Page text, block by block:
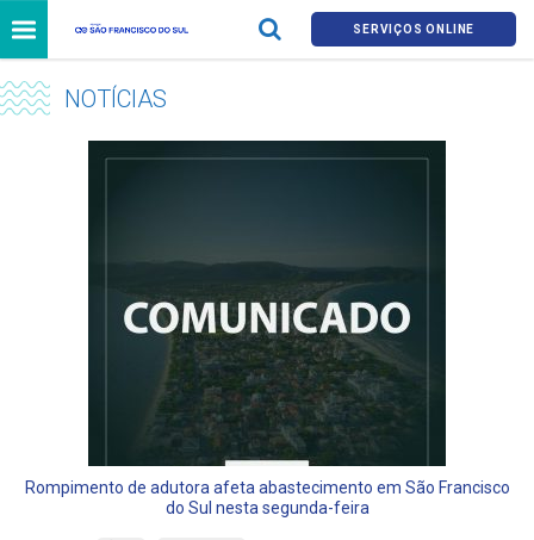
SERVIÇOS ONLINE
NOTÍCIAS
Rompimento de adutora afeta abastecimento em São Francisco
do Sul nesta segunda-feira